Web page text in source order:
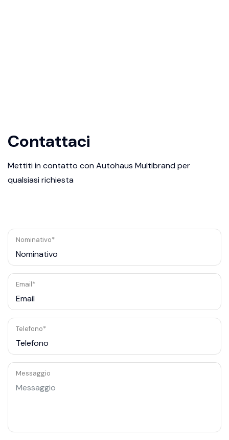
Contattaci
Mettiti in contatto con Autohaus Multibrand per
qualsiasi richiesta
Nominativo*
Email*
Telefono*
Messaggio